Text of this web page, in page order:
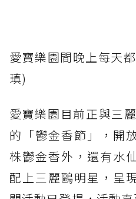
愛寶樂園間晚上每天
瑱)
愛寶樂園目前正與三
的「鬱金香節」，開
株鬱金香外，還有水
配上三麗鷗明星，呈